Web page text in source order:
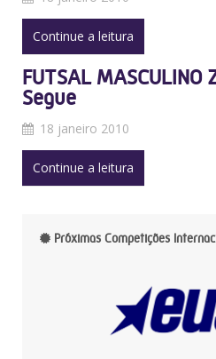
Continue a leitura
FUTSAL MASCULINO
Segue
18 janeiro 2010
Continue a leitura
Próximas Competições